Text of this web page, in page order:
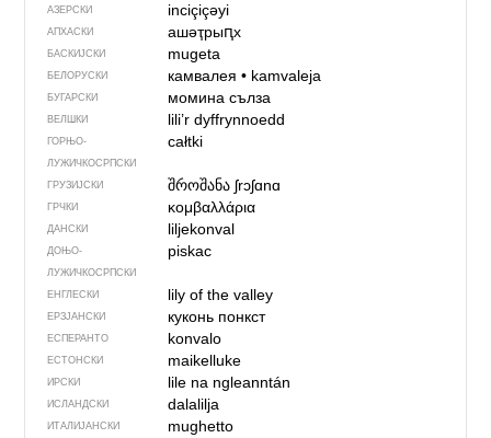
АЗЕРСКИ inciçiçəyi
АПХАСКИ ашәҭрыԥх
БАСКИЈСКИ mugeta
БЕЛОРУСКИ камвалея• kamvaleja
БУГАРСКИ момина сълза
ВЕЛШКИ lili’r dyffrynnoedd
ГОРЊО­
ЛУЖИЧКОСРПСКИ
całtki
ГРУЗИЈСКИ შროშანა ʃrɔʃɑnɑ
ГРЧКИ κομβαλλάρια
ДАНСКИ liljekonval
ДОЊО­
ЛУЖИЧКОСРПСКИ
piskac
ЕНГЛЕСКИ lily of the valley
ЕРЗЈАНСКИ куконь понкст
ЕСПЕРАНТО konvalo
ЕСТОНСКИ maikelluke
ИРСКИ lile na ngleanntán
ИСЛАНДСКИ dalalilja
ИТАЛИЈАНСКИ mughetto